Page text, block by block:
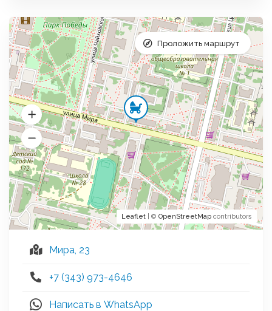
Leaflet | © OpenStreetMap contributors
Проложить маршрут
Мира, 23
+7 (343) 973-4646
Написать в WhatsApp